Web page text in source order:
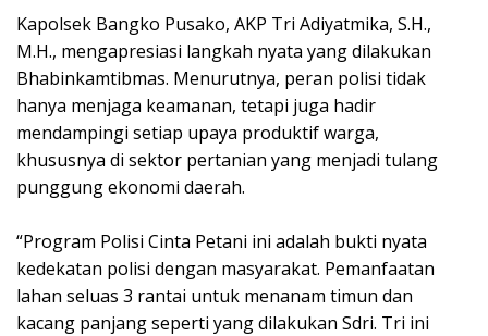
Kapolsek Bangko Pusako, AKP Tri Adiyatmika, S.H.,
M.H., mengapresiasi langkah nyata yang dilakukan
Bhabinkamtibmas. Menurutnya, peran polisi tidak
hanya menjaga keamanan, tetapi juga hadir
mendampingi setiap upaya produktif warga,
khususnya di sektor pertanian yang menjadi tulang
punggung ekonomi daerah.
“Program Polisi Cinta Petani ini adalah bukti nyata
kedekatan polisi dengan masyarakat. Pemanfaatan
lahan seluas 3 rantai untuk menanam timun dan
kacang panjang seperti yang dilakukan Sdri. Tri ini